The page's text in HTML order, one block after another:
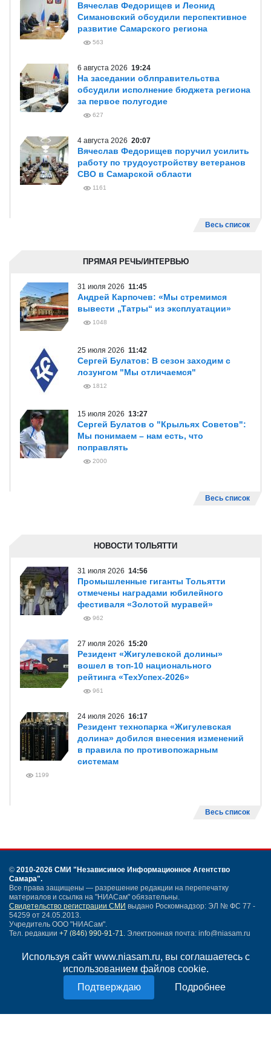
Используя сайт www.niasam.ru, вы соглашаетесь с
использованием файлов cookie.
Подробнее
Вячеслав Федорищев и Леонид
Симановский обсудили перспективное
развитие Самарского региона
563
6 августа 2026 19:24
На заседании облправительства
обсудили исполнение бюджета региона
за первое полугодие
627
4 августа 2026 20:07
Вячеслав Федорищев поручил усилить
работу по трудоустройству ветеранов
СВО в Самарской области
1161
Весь список
ПРЯМАЯ РЕЧЬ/ИНТЕРВЬЮ
31 июля 2026 11:45
Андрей Карпочев: «Мы стремимся
вывести „Татры“ из эксплуатации»
1048
25 июля 2026 11:42
Сергей Булатов: В сезон заходим с
лозунгом "Мы отличаемся"
1812
15 июля 2026 13:27
Сергей Булатов о "Крыльях Советов":
Мы понимаем – нам есть, что
поправлять
2000
Весь список
НОВОСТИ ТОЛЬЯТТИ
31 июля 2026 14:56
Промышленные гиганты Тольятти
отмечены наградами юбилейного
фестиваля «Золотой муравей»
962
27 июля 2026 15:20
Резидент «Жигулевской долины»
вошел в топ-10 национального
рейтинга «ТехУспех-2026»
961
24 июля 2026 16:17
Резидент технопарка «Жигулевская
долина» добился внесения изменений
в правила по противопожарным
системам
1199
Весь список
© 2010-2026 СМИ "Независимое Информационное Агентство
Самара".
Все права защищены — разрешение редакции на перепечатку
материалов и ссылка на "НИАСам" обязательны.
Свидетельство регистрации СМИ выдано Роскомнадзор: ЭЛ № ФС 77 -
54259 от 24.05.2013.
Учредитель ООО "НИАСам".
Тел. редакции +7 (846) 990-91-71. Электронная почта: info@niasam.ru
Написать письмо
Нашли ошибку?
Политика конфиденциальности
Согласие на обработку персональных данных
18+